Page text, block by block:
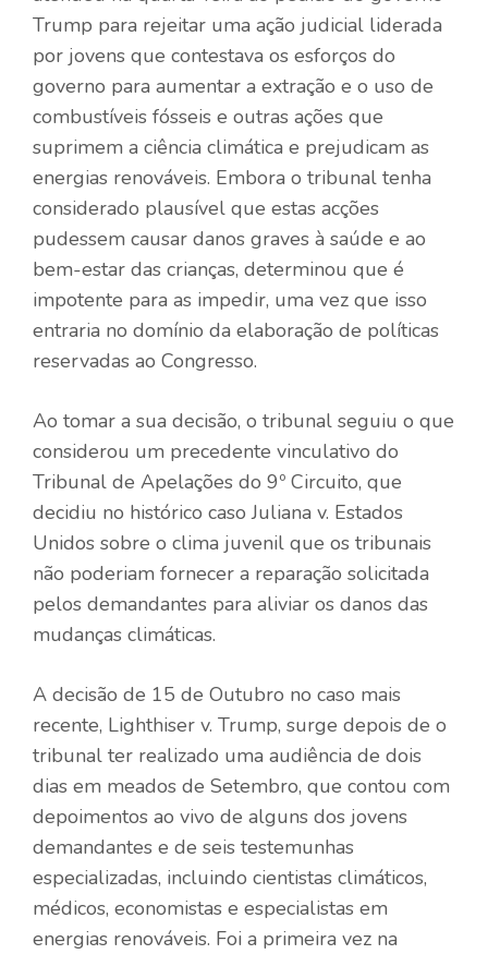
Trump para rejeitar uma ação judicial liderada
por jovens que contestava os esforços do
governo para aumentar a extração e o uso de
combustíveis fósseis e outras ações que
suprimem a ciência climática e prejudicam as
energias renováveis. Embora o tribunal tenha
considerado plausível que estas acções
pudessem causar danos graves à saúde e ao
bem-estar das crianças, determinou que é
impotente para as impedir, uma vez que isso
entraria no domínio da elaboração de políticas
reservadas ao Congresso.
Ao tomar a sua decisão, o tribunal seguiu o que
considerou um precedente vinculativo do
Tribunal de Apelações do 9º Circuito, que
decidiu no histórico caso Juliana v. Estados
Unidos sobre o clima juvenil que os tribunais
não poderiam fornecer a reparação solicitada
pelos demandantes para aliviar os danos das
mudanças climáticas.
A decisão de 15 de Outubro no caso mais
recente, Lighthiser v. Trump, surge depois de o
tribunal ter realizado uma audiência de dois
dias em meados de Setembro, que contou com
depoimentos ao vivo de alguns dos jovens
demandantes e de seis testemunhas
especializadas, incluindo cientistas climáticos,
médicos, economistas e especialistas em
energias renováveis. Foi a primeira vez na